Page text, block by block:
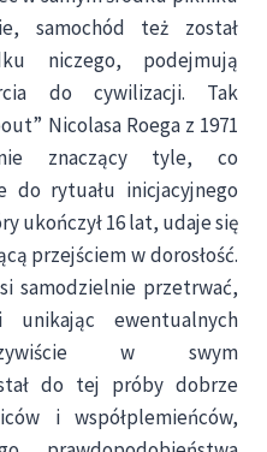
samochód też został
niczego, podejmują
do cywilizacji. Tak
Nicolasa Roega z 1971
znaczący tyle, co
do rytuału inicjacyjnego
ukończył 16 lat, udaje się
przejściem w dorosłość.
samodzielnie przetrwać,
unikając ewentualnych
w swym
do tej próby dobrze
i współplemieńców,